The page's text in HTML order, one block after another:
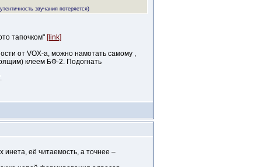
звучания потеряется)
тапочком" [link]
от VOX-a, можно намотать самому ,
клеем БФ-2. Подогнать
её читаемость, а точнее –